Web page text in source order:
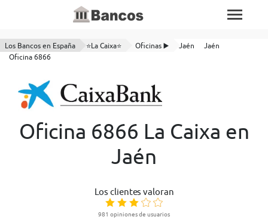
Los Bancos en España ⭐La Caixa⭐ Oficinas ▶️ Jaén
Jaén
Oficina 6866
Oficina 6866 La Caixa en
Jaén
Los clientes valoran
981 opiniones de usuarios